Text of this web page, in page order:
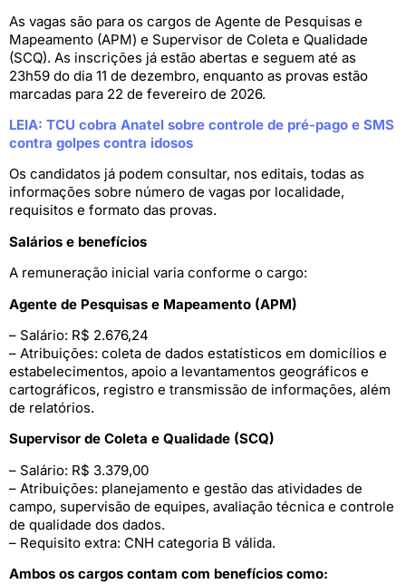
As vagas são para os cargos de Agente de Pesquisas e
Mapeamento (APM) e Supervisor de Coleta e Qualidade
(SCQ). As inscrições já estão abertas e seguem até as
23h59 do dia 11 de dezembro, enquanto as provas estão
marcadas para 22 de fevereiro de 2026.
LEIA: TCU cobra Anatel sobre controle de pré-pago e SMS
contra golpes contra idosos
Os candidatos já podem consultar, nos editais, todas as
informações sobre número de vagas por localidade,
requisitos e formato das provas.
Salários e benefícios
A remuneração inicial varia conforme o cargo:
Agente de Pesquisas e Mapeamento (APM)
– Salário: R$ 2.676,24
– Atribuições: coleta de dados estatísticos em domicílios e
estabelecimentos, apoio a levantamentos geográficos e
cartográficos, registro e transmissão de informações, além
de relatórios.
Supervisor de Coleta e Qualidade (SCQ)
– Salário: R$ 3.379,00
– Atribuições: planejamento e gestão das atividades de
campo, supervisão de equipes, avaliação técnica e controle
de qualidade dos dados.
– Requisito extra: CNH categoria B válida.
Ambos os cargos contam com benefícios como: